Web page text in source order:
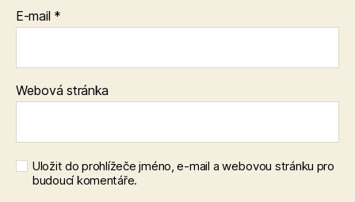
E-mail *
Webová stránka
Uložit do prohlížeče jméno, e-mail a webovou stránku pro
budoucí komentáře.